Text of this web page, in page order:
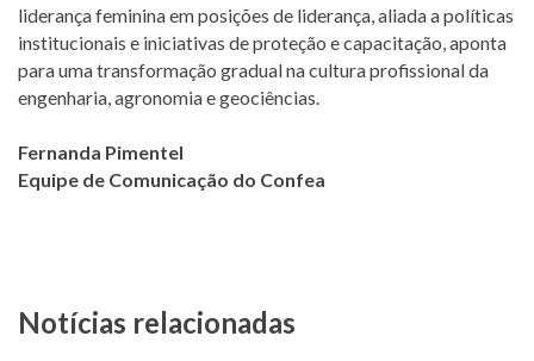
liderança feminina em posições de liderança, aliada a políticas
institucionais e iniciativas de proteção e capacitação, aponta
para uma transformação gradual na cultura profissional da
engenharia, agronomia e geociências.
Fernanda Pimentel
Equipe de Comunicação do Confea
Notícias relacionadas